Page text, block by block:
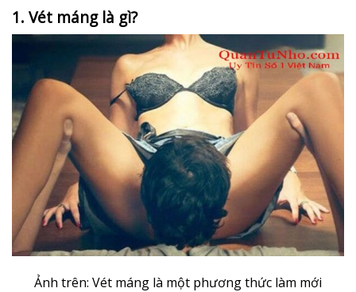
1. Vét máng là gì?
Ảnh trên: Vét máng là một phương thức làm mới